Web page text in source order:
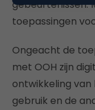
gebeurtenissen.
toepassingen
Ongeacht de
met OOH zijn
ontwikkeling van
gebruik en de